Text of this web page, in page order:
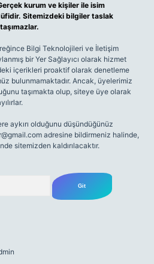
kurum ve kişiler ile isim
Sitemizdeki bilgiler taslak
Bilgi Teknolojileri ve İletişim
bir Yer Sağlayıcı olarak hizmet
içerikleri proaktif olarak denetleme
bulunmamaktadır. Ancak, üyelerimiz
taşımakta olup, siteye üye olarak
aykırı olduğunu düşündüğünüz
adresine bildirmeniz halinde,
sitemizden kaldırılacaktır.